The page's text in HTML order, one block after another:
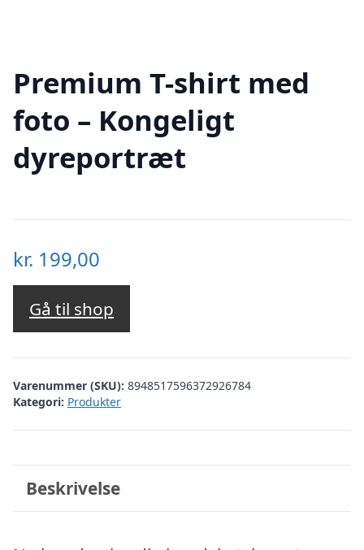
Premium T-shirt med
foto – Kongeligt
dyreportræt
kr. 199,00
Gå til shop
Varenummer (SKU): 8948517596372926784
Kategori: Produkter
Beskrivelse